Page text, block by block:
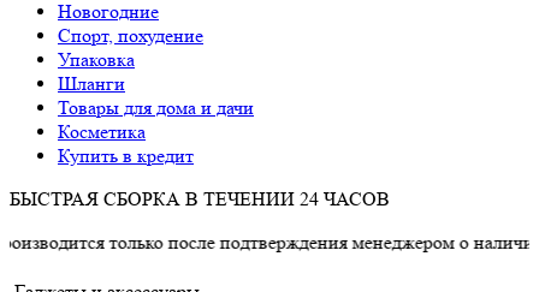
Новогодние
Спорт, похудение
Упаковка
Шланги
Товары для дома и дачи
Косметика
Купить в кредит
БЫСТРАЯ СБОРКА В ТЕЧЕНИИ 24 ЧАСОВ
только после подтверждения менеджером о наличии товара.